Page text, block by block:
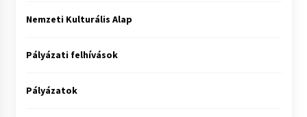
Nemzeti Kulturális Alap
Pályázati felhívások
Pályázatok